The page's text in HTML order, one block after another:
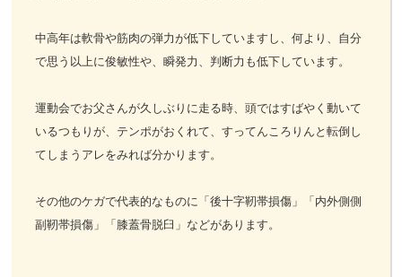
中高年は軟骨や筋肉の弾力が低下していますし、何より、自分
で思う以上に俊敏性や、瞬発力、判断力も低下しています。
運動会でお父さんが久しぶりに走る時、頭ではすばやく動いて
いるつもりが、テンポがおくれて、すってんころりんと転倒し
てしまうアレをみれば分かります。
その他のケガで代表的なものに「後十字靭帯損傷」「内外側側
副靭帯損傷」「膝蓋骨脱臼」などがあります。